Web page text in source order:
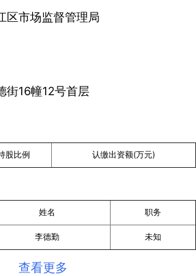
区市场监督管理局
街16幢12号首层
股比例 认缴出资额(万元)
姓名 职务
李德勤 未知
查看更多